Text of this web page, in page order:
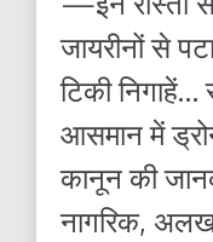
जायरीनों से
टिकी
आसमान में
कानून की
नागरिक,